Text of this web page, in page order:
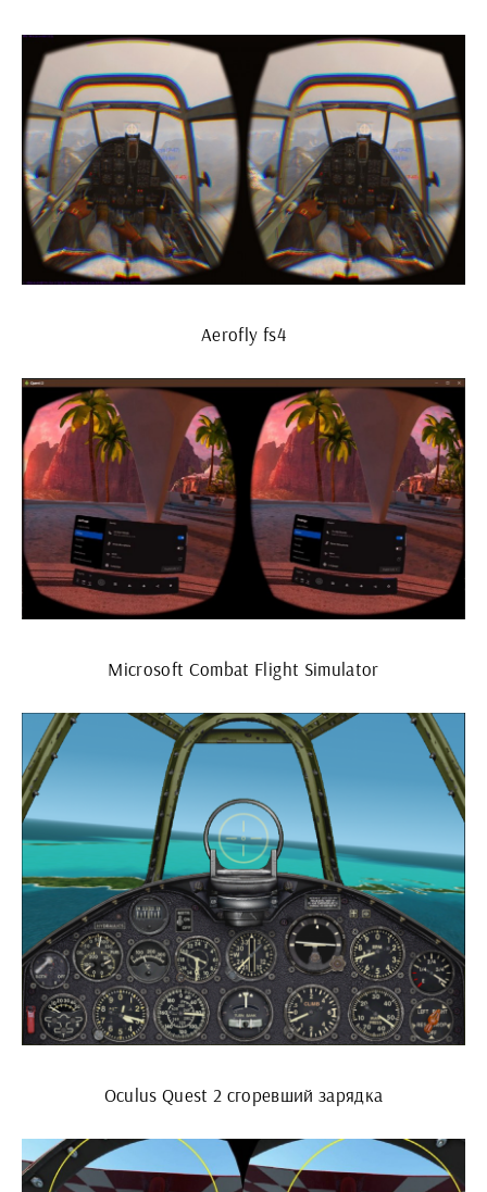
Aerofly fs4
Microsoft Combat Flight Simulator
Oculus Quest 2 сгоревший зарядка